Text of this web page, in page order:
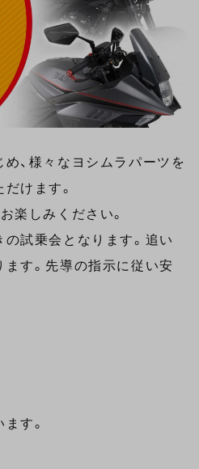
、様々なヨシムラパーツを
けます。
楽しみください。
試乗会となります。追い
す。先導の指示に従い安
す。